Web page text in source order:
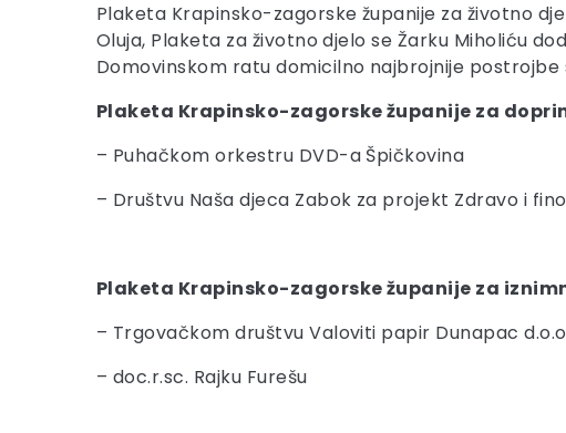
Plaketa Krapinsko-zagorske županije za životno
Oluja, Plaketa za životno djelo se Žarku Miholiću
Domovinskom ratu domicilno najbrojnije
Plaketa Krapinsko-zagorske županije za
– Puhačkom orkestru DVD-a Špičkovina
– Društvu Naša djeca Zabok za projekt Zdravo i fino
Plaketa Krapinsko-zagorske županije za
– Trgovačkom društvu Valoviti papir Dunapac
– doc.r.sc. Rajku Furešu